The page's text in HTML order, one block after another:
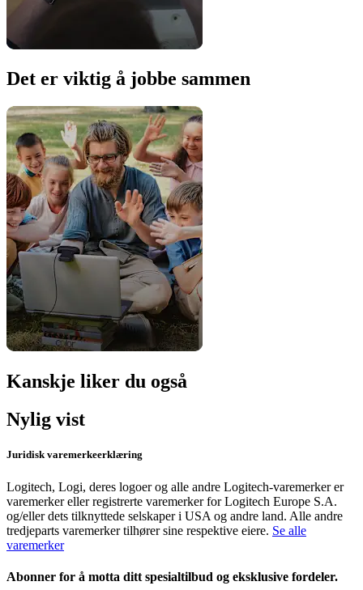
Det er viktig å jobbe sammen
Kanskje liker du også
Nylig vist
Juridisk varemerkeerklæring
Logitech, Logi, deres logoer og alle andre Logitech-varemerker er
varemerker eller registrerte varemerker for Logitech Europe S.A.
og/eller dets tilknyttede selskaper i USA og andre land. Alle andre
tredjeparts varemerker tilhører sine respektive eiere. Se alle
varemerker
Abonner for å motta ditt spesialtilbud og eksklusive fordeler.